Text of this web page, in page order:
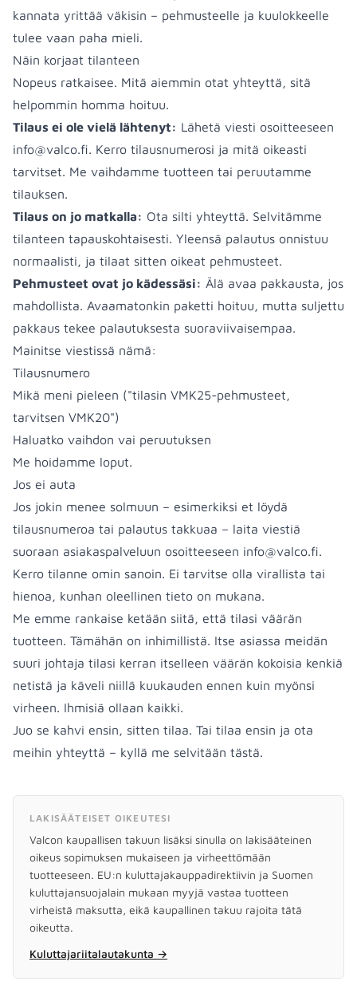
kannata yrittää väkisin – pehmusteelle ja kuulokkeelle
tulee vaan paha mieli.
Näin korjaat tilanteen
Nopeus ratkaisee. Mitä aiemmin otat yhteyttä, sitä
helpommin homma hoituu.
Tilaus ei ole vielä lähtenyt: Lähetä viesti osoitteeseen
info@valco.fi. Kerro tilausnumerosi ja mitä oikeasti
tarvitset. Me vaihdamme tuotteen tai peruutamme
tilauksen.
Tilaus on jo matkalla: Ota silti yhteyttä. Selvitämme
tilanteen tapauskohtaisesti. Yleensä palautus onnistuu
normaalisti, ja tilaat sitten oikeat pehmusteet.
Pehmusteet ovat jo kädessäsi: Älä avaa pakkausta, jos
mahdollista. Avaamatonkin paketti hoituu, mutta suljettu
pakkaus tekee palautuksesta suoraviivaisempaa.
Mainitse viestissä nämä:
Tilausnumero
Mikä meni pieleen ("tilasin VMK25-pehmusteet,
tarvitsen VMK20")
Haluatko vaihdon vai peruutuksen
Me hoidamme loput.
Jos ei auta
Jos jokin menee solmuun – esimerkiksi et löydä
tilausnumeroa tai palautus takkuaa – laita viestiä
suoraan asiakaspalveluun osoitteeseen info@valco.fi.
Kerro tilanne omin sanoin. Ei tarvitse olla virallista tai
hienoa, kunhan oleellinen tieto on mukana.
Me emme rankaise ketään siitä, että tilasi väärän
tuotteen. Tämähän on inhimillistä. Itse asiassa meidän
suuri johtaja tilasi kerran itselleen väärän kokoisia kenkiä
netistä ja käveli niillä kuukauden ennen kuin myönsi
virheen. Ihmisiä ollaan kaikki.
Juo se kahvi ensin, sitten tilaa. Tai tilaa ensin ja ota
meihin yhteyttä – kyllä me selvitään tästä.
LAKISÄÄTEISET OIKEUTESI
Valcon kaupallisen takuun lisäksi sinulla on lakisääteinen
oikeus sopimuksen mukaiseen ja virheettömään
tuotteeseen. EU:n kuluttajakauppadirektiivin ja Suomen
kuluttajansuojalain mukaan myyjä vastaa tuotteen
virheistä maksutta, eikä kaupallinen takuu rajoita tätä
oikeutta.
Kuluttajariitalautakunta →